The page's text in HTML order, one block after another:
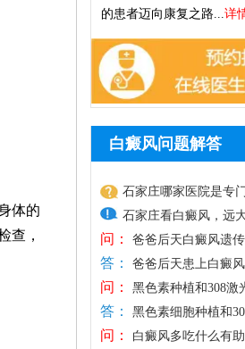
体的
查，
的患者迈向康复之路... 详
白癜风问题解答
石家庄哪家医院是专
石家庄看白癜风，远
院专病专研，有现代
物、照光、手术等，
疗需求，为白斑复色
医院治白癜风主张一
治疗，对症对因祛白
问：
多大
答：
遗传给孩子，但通常需要
用，白癜风并非单一遗传
自身免疫紊乱、外界不良
问：
癜风好
答：
癜风，关键是选择适合自
问： 白癜风多吃什么有